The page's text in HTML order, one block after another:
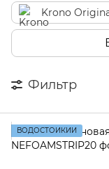
Krono
Фильтр
ВОДОСТОЙКИЙ